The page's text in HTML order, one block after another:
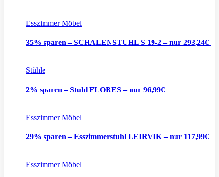
Esszimmer Möbel
35% sparen – SCHALENSTUHL S 19-2 – nur 293,24€
Stühle
2% sparen – Stuhl FLORES – nur 96,99€
Esszimmer Möbel
29% sparen – Esszimmerstuhl LEIRVIK – nur 117,99€
Esszimmer Möbel